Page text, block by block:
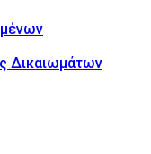
Δικαιωμάτων